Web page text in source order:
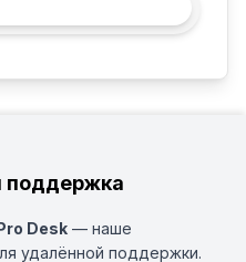
поддержка
Desk — наше
удалённой поддержки.